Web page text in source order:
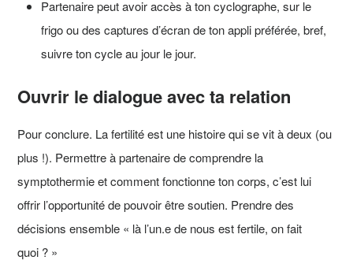
Partenaire peut avoir accès à ton cyclographe, sur le
frigo ou des captures d’écran de ton appli préférée, bref,
suivre ton cycle au jour le jour.
Ouvrir le dialogue avec ta relation
Pour conclure. La fertilité est une histoire qui se vit à deux (ou
plus !). Permettre à partenaire de comprendre la
symptothermie et comment fonctionne ton corps, c’est lui
offrir l’opportunité de pouvoir être soutien. Prendre des
décisions ensemble « là l’un.e de nous est fertile, on fait
quoi ? »